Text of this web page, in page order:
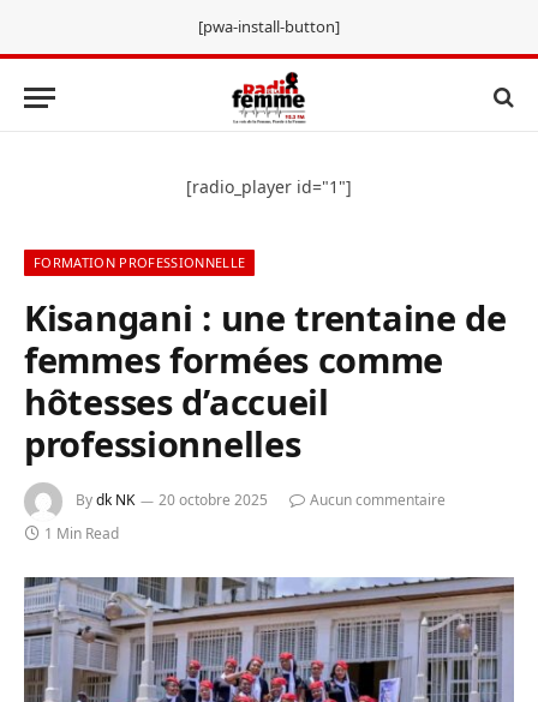
[pwa-install-button]
[radio_player id="1"]
FORMATION PROFESSIONNELLE
Kisangani : une trentaine de
femmes formées comme
hôtesses d’accueil
professionnelles
Bydk NK 20 octobre 2025
Aucun commentaire
1 Min Read